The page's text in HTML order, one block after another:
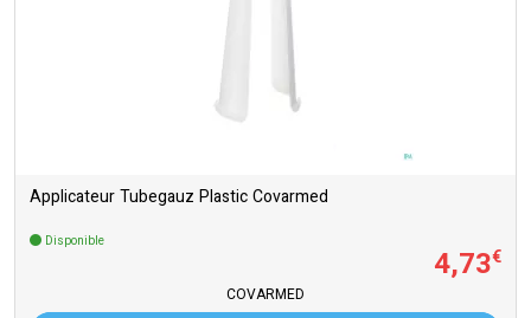
Applicateur Tubegauz Plastic Covarmed
Disponible
4,73€
COVARMED